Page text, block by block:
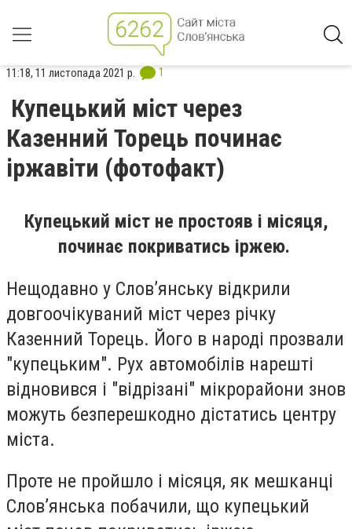
11:18, 11 листопада 2021 р. 1
Купецький міст через
Казенний Торець починає
іржавіти (фотофакт)
Купецький міст не простояв і місяця,
починає покриватись іржею.
Нещодавно у Слов’янську відкрили
довгоочікуваний міст через річку
Казенний Торець. Його в народі прозвали
"купецьким". Рух автомобілів нарешті
відновився і "відрізані" мікрорайони знов
можуть безперешкодно дістатись центру
міста.
Проте не пройшло і місяця, як мешканці
Слов’янська побачили, що купецький